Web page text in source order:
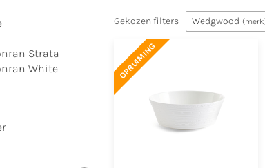
Strata
White
Gekozen filters Wedgwood merk
OPRUIMING